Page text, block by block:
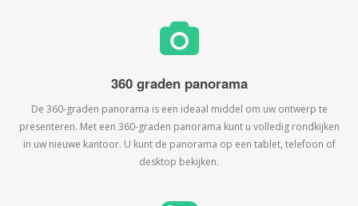
360 graden panorama
De 360-graden panorama is een ideaal middel om uw ontwerp te
presenteren. Met een 360-graden panorama kunt u volledig rondkijken
in uw nieuwe kantoor. U kunt de panorama op een tablet, telefoon of
desktop bekijken.